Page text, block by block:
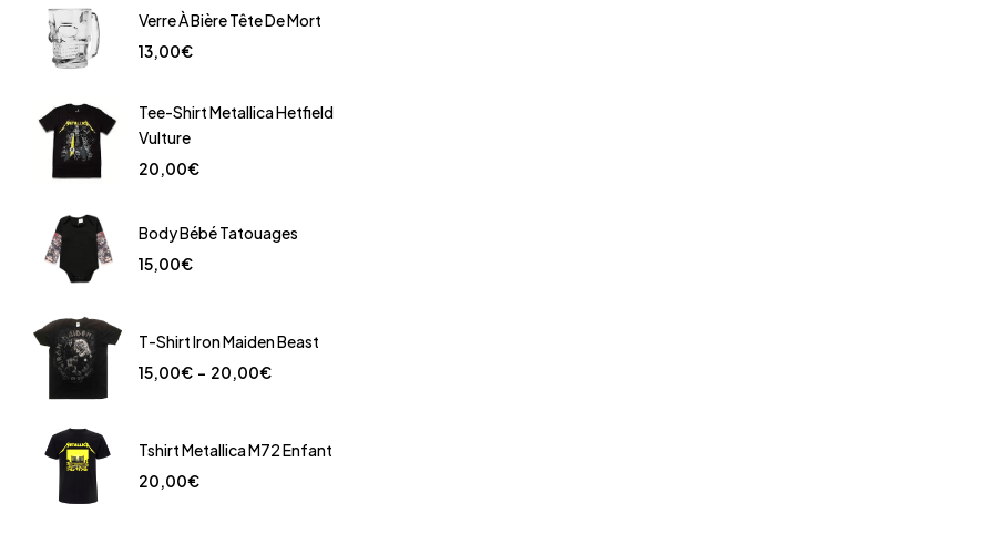
Verre À Bière Tête De Mort
13,00€
Tee-Shirt Metallica Hetfield
Vulture
20,00€
Body Bébé Tatouages
15,00€
T-Shirt Iron Maiden Beast
15,00€ – 20,00€
Tshirt Metallica M72 Enfant
20,00€